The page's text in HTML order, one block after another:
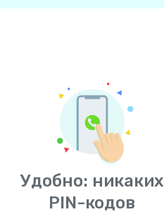
Удобно: никаких
PIN-кодов